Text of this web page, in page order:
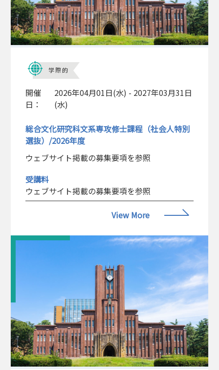
学際的
開催
日：
2026年04月01日(水) - 2027年03月31日
(水)
総合文化研究科文系専攻修士課程（社会人特別
選抜）/2026年度
ウェブサイト掲載の募集要項を参照
受講料
ウェブサイト掲載の募集要項を参照
View More